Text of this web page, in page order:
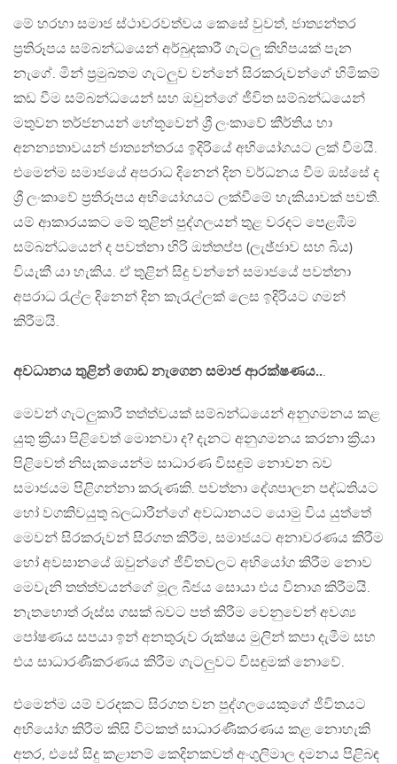
මේ හරහා සමාජ ස්ථාවරවත්වය කෙසේ වුවත්, ජාත්‍යන්තර
ප්‍රතිරූපය සම්බන්ධයෙන් අර්බුදකාරී ගැටලු කිහිපයක් පැන
නැගේ. මින් ප්‍රමුඛතම ගැටලුව වන්නේ සිරකරුවන්ගේ හිමිකම්
කඩ වීම සම්බන්ධයෙන් සහ ඔවුන්ගේ ජීවිත සම්බන්ධයෙන්
මතුවන තර්ජනයන් හේතූවෙන් ශ්‍රී ලංකාවේ කීර්තිය හා
අනන්‍යතාවයන් ජාත්‍යන්තරය ඉදිරියේ අභියෝගයට ලක් වීමයි.
එමෙන්ම සමාජයේ අපරාධ දිනෙන් දින වර්ධනය වීම ඔස්සේ ද
ශ්‍රී ලංකාවේ ප්‍රතිරූපය අභියෝගයට ලක්වීමේ හැකියාවක් පවතී.
යම් ආකාරයකට මේ තුළින් පුද්ගලයන් තුළ වරදට පෙළඹීම
සම්බන්ධයෙන් ද පවත්නා හිරි ඔත්තප්ප (ලැඡ්ජාව සහ බිය)
වියැකී යා හැකිය. ඒ තුළින් සිදු වන්නේ සමාජයේ පවත්නා
අපරාධ රැල්ල දිනෙන් දින කැරැල්ලක් ලෙස ඉදිරියට ගමන්
කිරීමයි.
අවධානය තුළින් ගොඩ නැගෙන සමාජ ආරක්ෂණය...
මෙවන් ගැටලුකාරී තත්ත්වයක් සම්බන්ධයෙන් අනුගමනය කළ
යුතු ක්‍රියා පිළිවෙත් මොනවා ද? දැනට අනුගමනය කරනා ක්‍රියා
පිළිවෙත් නිසැකයෙන්ම සාධාරණ විසඳුම් නොවන බව
සමාජයම පිළිගන්නා කරුණකි. පවත්නා දේශපාලන පද්ධතියට
හෝ වගකිවයුතු බලධාරීන්ගේ අවධානයට යොමු විය යුත්තේ
මෙවන් සිරකරුවන් සිරගත කිරීම, සමාජයට අනාවරණය කිරීම
හෝ අවසානයේ ඔවුන්ගේ ජීවිතවලට අභියෝග කිරීම නොව
මෙවැනි තත්ත්වයන්ගේ මූල බීජය සොයා එය විනාශ කිරීමයි.
නැතහොත් රූස්ස ගසක් බවට පත් කිරීම වෙනුවෙන් අවශ්‍ය
පෝෂණය සපයා ඉන් අනතුරුව රුක්ෂය මුලින් කපා දැමීම සහ
එය සාධාරණීකරණය කිරීම ගැටලුවට විසඳුමක් නොවේ.
එමෙන්ම යම් වරදකට සිරගත වන පුද්ගලයෙකුගේ ජීවිතයට
අභියෝග කිරීම කිසි විටකත් සාධාරණීකරණය කළ නොහැකි
අතර, එසේ සිදු කළානම් කෙදිනකවත් අංගුලිමාල දමනය පිළිබඳ